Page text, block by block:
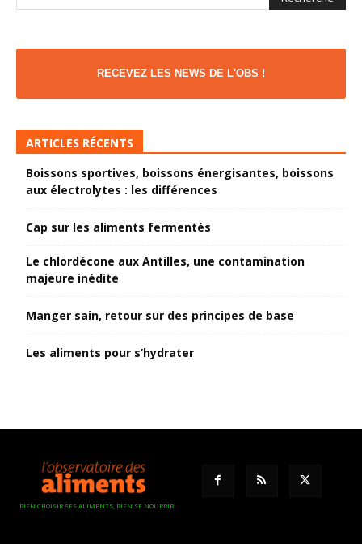
RECEVEZ LES NEWS DE L'OBS !
ARTICLES RÉCENTS
Boissons sportives, boissons énergisantes, boissons
aux électrolytes : les différences
Cap sur les aliments fermentés
Le chlordécone aux Antilles, une contamination
majeure inédite
Manger sain, retour sur des principes de base
Les aliments pour s’hydrater
BIEN CHOISIR SES ALIMENTS, BIEN SE NOURRIR